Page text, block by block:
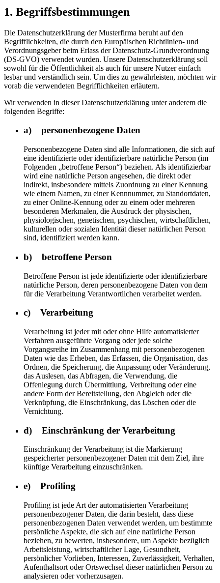
1. Begriffsbestimmungen
Die Datenschutzerklärung der Musterfirma beruht auf den
Begrifflichkeiten, die durch den Europäischen Richtlinien- und
Verordnungsgeber beim Erlass der Datenschutz-Grundverordnung
(DS-GVO) verwendet wurden. Unsere Datenschutzerklärung soll
sowohl für die Öffentlichkeit als auch für unsere Nutzer einfach
lesbar und verständlich sein. Um dies zu gewährleisten, möchten wir
vorab die verwendeten Begrifflichkeiten erläutern.
Wir verwenden in dieser Datenschutzerklärung unter anderem die
folgenden Begriffe:
a) personenbezogene Daten
Personenbezogene Daten sind alle Informationen, die sich auf
eine identifizierte oder identifizierbare natürliche Person (im
Folgenden „betroffene Person“) beziehen. Als identifizierbar
wird eine natürliche Person angesehen, die direkt oder
indirekt, insbesondere mittels Zuordnung zu einer Kennung
wie einem Namen, zu einer Kennnummer, zu Standortdaten,
zu einer Online-Kennung oder zu einem oder mehreren
besonderen Merkmalen, die Ausdruck der physischen,
physiologischen, genetischen, psychischen, wirtschaftlichen,
kulturellen oder sozialen Identität dieser natürlichen Person
sind, identifiziert werden kann.
b) betroffene Person
Betroffene Person ist jede identifizierte oder identifizierbare
natürliche Person, deren personenbezogene Daten von dem
für die Verarbeitung Verantwortlichen verarbeitet werden.
c) Verarbeitung
Verarbeitung ist jeder mit oder ohne Hilfe automatisierter
Verfahren ausgeführte Vorgang oder jede solche
Vorgangsreihe im Zusammenhang mit personenbezogenen
Daten wie das Erheben, das Erfassen, die Organisation, das
Ordnen, die Speicherung, die Anpassung oder Veränderung,
das Auslesen, das Abfragen, die Verwendung, die
Offenlegung durch Übermittlung, Verbreitung oder eine
andere Form der Bereitstellung, den Abgleich oder die
Verknüpfung, die Einschränkung, das Löschen oder die
Vernichtung.
d) Einschränkung der Verarbeitung
Einschränkung der Verarbeitung ist die Markierung
gespeicherter personenbezogener Daten mit dem Ziel, ihre
künftige Verarbeitung einzuschränken.
e) Profiling
Profiling ist jede Art der automatisierten Verarbeitung
personenbezogener Daten, die darin besteht, dass diese
personenbezogenen Daten verwendet werden, um bestimmte
persönliche Aspekte, die sich auf eine natürliche Person
beziehen, zu bewerten, insbesondere, um Aspekte bezüglich
Arbeitsleistung, wirtschaftlicher Lage, Gesundheit,
persönlicher Vorlieben, Interessen, Zuverlässigkeit, Verhalten,
Aufenthaltsort oder Ortswechsel dieser natürlichen Person zu
analysieren oder vorherzusagen.